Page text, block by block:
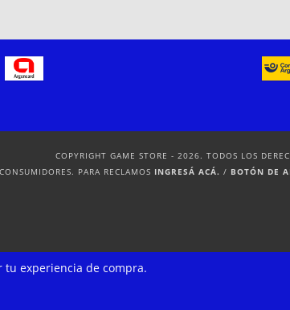
tu experiencia de compra.
COPYRIGHT GAME STORE - 2026. TODOS LOS
PARA RECLAMOS INGRESÁ ACÁ. / BOTÓN DE